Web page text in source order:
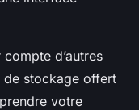
d’autres
de stockage offert
votre